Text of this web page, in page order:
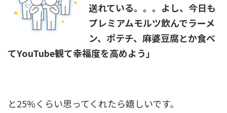
送れている。。。よし、今日も
プレミアムモルツ飲んでラーメ
ン、ポテチ、麻婆豆腐とか食べ
てYouTube観て幸福度を高めよう」
と25%くらい思ってくれたら嬉しいです。